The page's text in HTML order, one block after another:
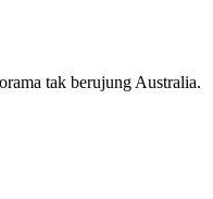
tak berujung Australia.